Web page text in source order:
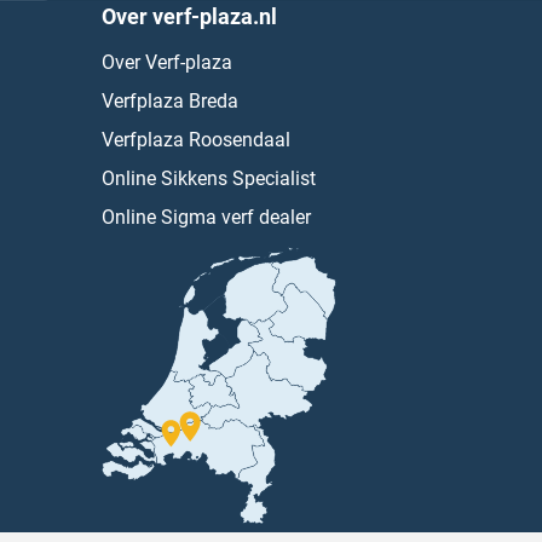
Over verf-plaza.nl
Over Verf-plaza
Verfplaza Breda
Verfplaza Roosendaal
Online Sikkens Specialist
Online Sigma verf dealer